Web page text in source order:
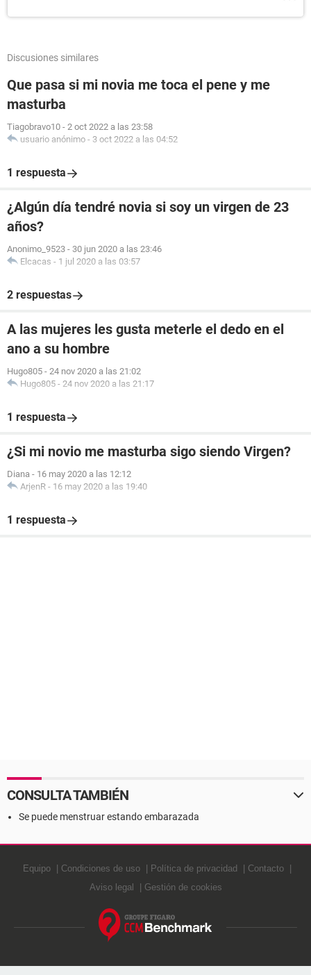
Discusiones similares
Que pasa si mi novia me toca el pene y me
masturba
Tiagobravo10 - 2 oct 2022 a las 23:58
usuario anónimo - 3 oct 2022 a las 04:52
1 respuesta
¿Algún día tendré novia si soy un virgen de 23
años?
Anonimo_9523 - 30 jun 2020 a las 23:46
Elcacas - 1 jul 2020 a las 03:57
2 respuestas
A las mujeres les gusta meterle el dedo en el
ano a su hombre
Hugo805 - 24 nov 2020 a las 21:02
Hugo805 - 24 nov 2020 a las 21:17
1 respuesta
¿Si mi novio me masturba sigo siendo Virgen?
Diana - 16 may 2020 a las 12:12
ArjenR - 16 may 2020 a las 19:40
1 respuesta
CONSULTA TAMBIÉN
Se puede menstruar estando embarazada
Equipo Condiciones de uso Política de privacidad
Contacto
Aviso legal
Gestión de cookies